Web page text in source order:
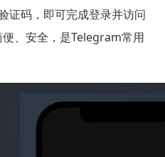
安卓版
Web版
证码，即可完成登录并访问
、安全，是Telegram常用